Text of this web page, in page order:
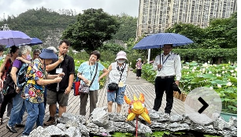
下一